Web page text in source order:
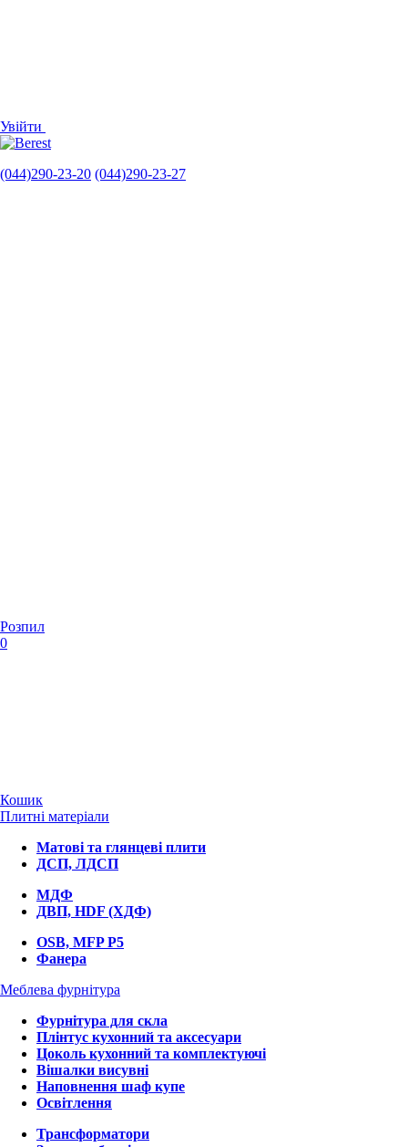
Увійти
(044)290-23-20 (044)290-23-27
Розпил
0
Кошик
Плитні матеріали
Матові та глянцеві плити
ДСП, ЛДСП
МДФ
ДВП, HDF (ХДФ)
OSB, MFP P5
Фанера
Меблева фурнітура
Фурнітура для скла
Плінтус кухонний та аксесуари
Цоколь кухонний та комплектуючі
Вішалки висувні
Наповнення шаф купе
Освітлення
Трансформатори